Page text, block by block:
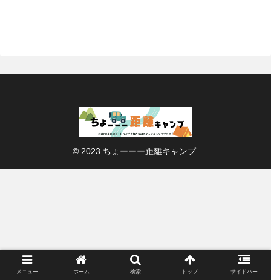
© 2023 ちょーーー距離キャンプ.
メニュー ホーム 検索 トップ サイドバー